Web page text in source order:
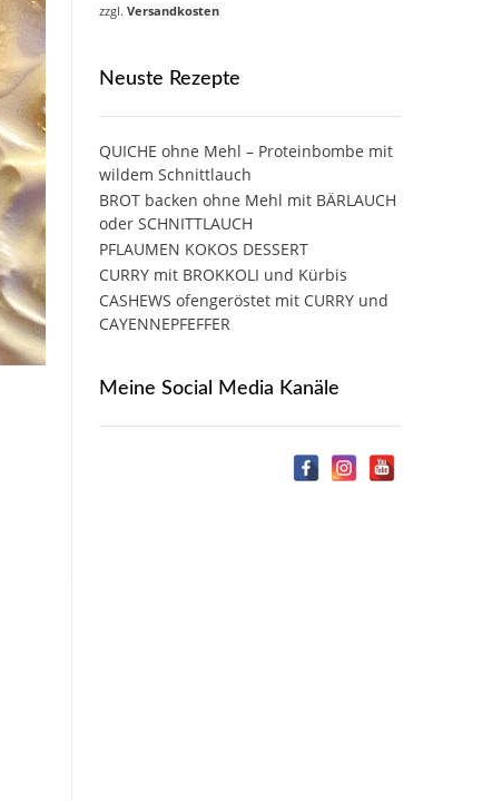
zzgl. Versandkosten
Neuste Rezepte
QUICHE ohne Mehl – Proteinbombe mit
wildem Schnittlauch
BROT backen ohne Mehl mit BÄRLAUCH
oder SCHNITTLAUCH
PFLAUMEN KOKOS DESSERT
CURRY mit BROKKOLI und Kürbis
CASHEWS ofengeröstet mit CURRY und
CAYENNEPFEFFER
Meine Social Media Kanäle